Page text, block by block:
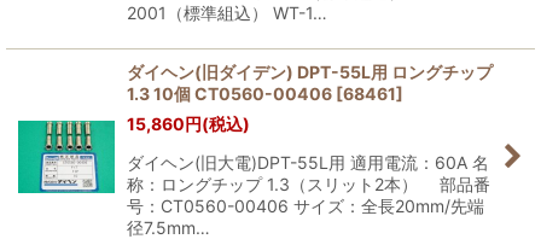
2001（標準組込） WT-1…
ダイヘン(旧ダイデン) DPT-55L用 ロングチップ
1.3 10個 CT0560-00406 [68461]
15,860円(税込)
ダイヘン(旧大電)DPT-55L用 適用電流：60A 名
称：ロングチップ 1.3（スリット2本） 部品番
号：CT0560-00406 サイズ：全長20mm/先端
径7.5mm…